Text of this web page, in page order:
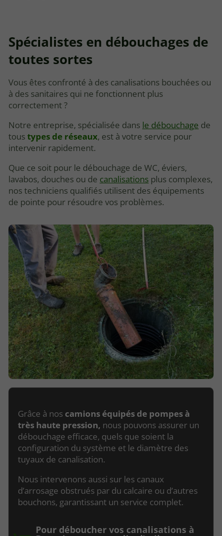
Spécialistes en débouchages de
toutes sortes
Vous êtes confronté à des canalisations bouchées ou
à des sanitaires qui ne fonctionnent plus
correctement ?
Notre entreprise, spécialisée dans le débouchage de
tous types de réseaux, est à votre service pour
intervenir rapidement.
Que ce soit pour le débouchage de WC, éviers,
lavabos, douches ou de canalisations plus complexes,
nos techniciens qualifiés utilisent des équipements
de pointe pour résoudre vos problèmes.
Grâce à nos camions équipés de pompes à
très haute pression, nous pouvons assurer un
débouchage efficace, quels que soient la
configuration du système et le diamètre des
tuyaux de canalisation.
Nous intervenons aussi sur les canaux
d’arrosage obstrués par du calcaire ou d’autres
bouchons, garantissant un service complet.
Pour déboucher vos canalisations à